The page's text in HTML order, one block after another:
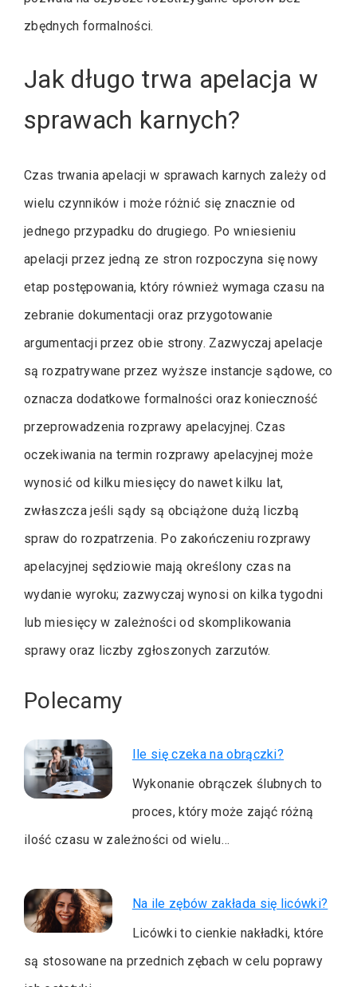
zbędnych formalności.
Jak długo trwa apelacja w
sprawach karnych?
Czas trwania apelacji w sprawach karnych zależy od
wielu czynników i może różnić się znacznie od
jednego przypadku do drugiego. Po wniesieniu
apelacji przez jedną ze stron rozpoczyna się nowy
etap postępowania, który również wymaga czasu na
zebranie dokumentacji oraz przygotowanie
argumentacji przez obie strony. Zazwyczaj apelacje
są rozpatrywane przez wyższe instancje sądowe, co
oznacza dodatkowe formalności oraz konieczność
przeprowadzenia rozprawy apelacyjnej. Czas
oczekiwania na termin rozprawy apelacyjnej może
wynosić od kilku miesięcy do nawet kilku lat,
zwłaszcza jeśli sądy są obciążone dużą liczbą
spraw do rozpatrzenia. Po zakończeniu rozprawy
apelacyjnej sędziowie mają określony czas na
wydanie wyroku; zazwyczaj wynosi on kilka tygodni
lub miesięcy w zależności od skomplikowania
sprawy oraz liczby zgłoszonych zarzutów.
Polecamy
Ile się czeka na obrączki?
Wykonanie obrączek ślubnych to
proces, który może zająć różną
ilość czasu w zależności od wielu…
Na ile zębów zakłada się licówki?
Licówki to cienkie nakładki, które
są stosowane na przednich zębach w celu poprawy